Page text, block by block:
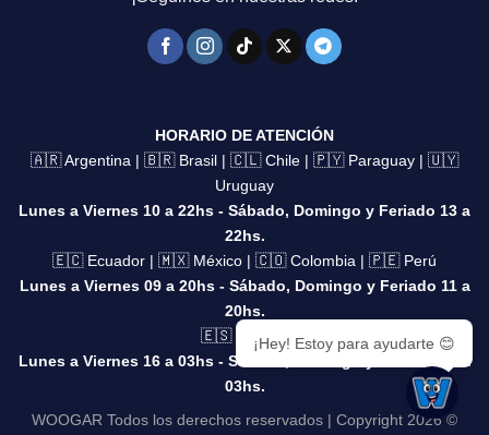
HORARIO DE ATENCIÓN
🇦🇷 Argentina | 🇧🇷 Brasil | 🇨🇱 Chile | 🇵🇾 Paraguay | 🇺🇾
Uruguay
Lunes a Viernes 10 a 22hs - Sábado, Domingo y Feriado 13 a
22hs.
🇪🇨 Ecuador | 🇲🇽 México | 🇨🇴 Colombia | 🇵🇪 Perú
Lunes a Viernes 09 a 20hs - Sábado, Domingo y Feriado 11 a
20hs.
🇪🇸 España
Lunes a Viernes 16 a 03hs - Sábado, Domingo y Feriado 18 a
03hs.
WOOGAR Todos los derechos reservados | Copyright 2026 ©
¡Hey! Estoy para ayudarte 😊